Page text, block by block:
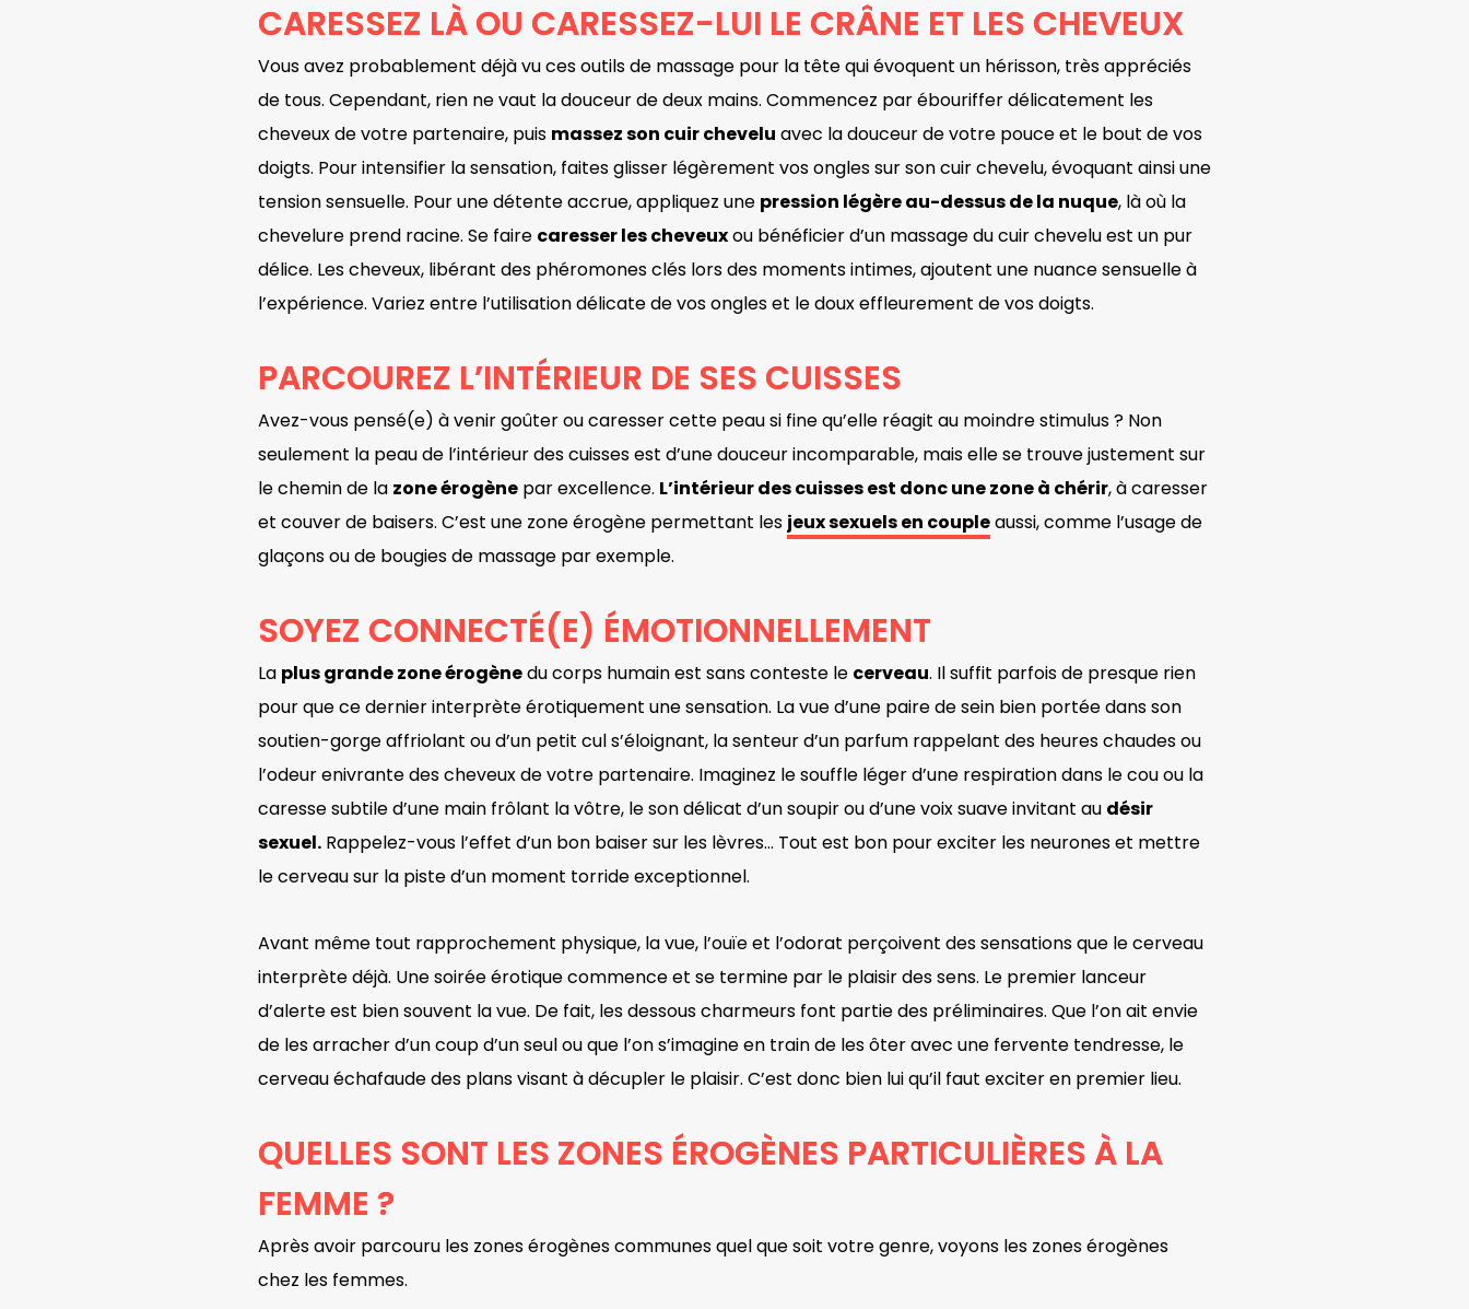
CARESSEZ LÀ OU CARESSEZ-LUI LE CRÂNE ET LES CHEVEUX
Vous avez probablement déjà vu ces outils de massage pour la tête qui évoquent un hérisson, très appréciés
de tous. Cependant, rien ne vaut la douceur de deux mains. Commencez par ébouriffer délicatement les
cheveux de votre partenaire, puis massez son cuir chevelu avec la douceur de votre pouce et le bout de vos
doigts. Pour intensifier la sensation, faites glisser légèrement vos ongles sur son cuir chevelu, évoquant ainsi une
tension sensuelle. Pour une détente accrue, appliquez une pression légère au-dessus de la nuque, là où la
chevelure prend racine. Se faire caresser les cheveuxou bénéficier d’un massage du cuir chevelu est un pur
délice. Les cheveux, libérant des phéromones clés lors des moments intimes, ajoutent une nuance sensuelle à
l’expérience. Variez entre l’utilisation délicate de vos ongles et le doux effleurement de vos doigts.
PARCOUREZ L’INTÉRIEUR DE SES CUISSES
Avez-vous pensé(e) à venir goûter ou caresser cette peau si fine qu’elle réagit au moindre stimulus ? Non
seulement la peau de l’intérieur des cuisses est d’une douceur incomparable, mais elle se trouve justement sur
le chemin de la zone érogène par excellence. L’intérieur des cuisses est donc une zone à chérir, à caresser
et couver de baisers. C’est une zone érogène permettant les jeux sexuels en coupleaussi, comme l’usage de
glaçons ou de bougies de massage par exemple.
SOYEZ CONNECTÉ(E) ÉMOTIONNELLEMENT
La plus grande zone érogènedu corps humain est sans conteste le cerveau. Il suffit parfois de presque rien
pour que ce dernier interprète érotiquement une sensation. La vue d’une paire de sein bien portée dans son
soutien-gorge affriolant ou d’un petit cul s’éloignant, la senteur d’un parfum rappelant des heures chaudes ou
l’odeur enivrante des cheveux de votre partenaire. Imaginez le souffle léger d’une respiration dans le cou ou la
caresse subtile d’une main frôlant la vôtre, le son délicat d’un soupir ou d’une voix suave invitant au désir
sexuel. Rappelez-vous l’effet d’un bon baiser sur les lèvres… Tout est bon pour exciter les neurones et mettre
le cerveau sur la piste d’un moment torride exceptionnel.
Avant même tout rapprochement physique, la vue, l’ouïe et l’odorat perçoivent des sensations que le cerveau
interprète déjà. Une soirée érotique commence et se termine par le plaisir des sens. Le premier lanceur
d’alerte est bien souvent la vue. De fait, les dessous charmeurs font partie des préliminaires. Que l’on ait envie
de les arracher d’un coup d’un seul ou que l’on s’imagine en train de les ôter avec une fervente tendresse, le
cerveau échafaude des plans visant à décupler le plaisir. C’est donc bien lui qu’il faut exciter en premier lieu.
QUELLES SONT LES ZONES ÉROGÈNES PARTICULIÈRES À LA
FEMME ?
Après avoir parcouru les zones érogènes communes quel que soit votre genre, voyons les zones érogènes
chez les femmes.